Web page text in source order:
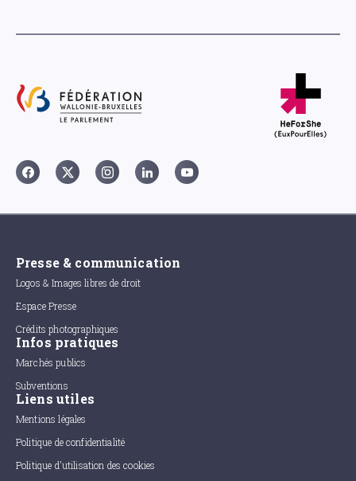
Presse & communication
Logos & Images libres de droit
Espace Presse
Crédits photographiques
Infos pratiques
Marchés publics
Subventions
Liens utiles
Mentions légales
Politique de confidentialité
Politique d'utilisation des cookies